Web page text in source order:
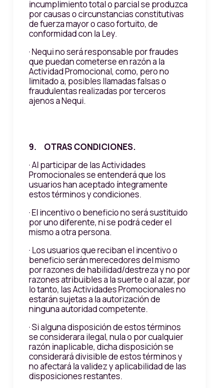
incumplimiento total o parcial se produzca
por causas o circunstancias constitutivas
de fuerza mayor o caso fortuito, de
conformidad con la Ley.
· Nequi no será responsable por fraudes
que puedan cometerse en razón a la
Actividad Promocional, como, pero no
limitado a, posibles llamadas falsas o
fraudulentas realizadas por terceros
ajenos a Nequi.
9. OTRAS CONDICIONES.
· Al participar de las Actividades
Promocionales se entenderá que los
usuarios han aceptado íntegramente
estos términos y condiciones.
· El incentivo o beneficio no será sustituido
por uno diferente, ni se podrá ceder el
mismo a otra persona.
· Los usuarios que reciban el incentivo o
beneficio serán merecedores del mismo
por razones de habilidad/destreza y no por
razones atribuibles a la suerte o al azar, por
lo tanto, las Actividades Promocionales no
estarán sujetas a la autorización de
ninguna autoridad competente.
· Si alguna disposición de estos términos
se considerara ilegal, nula o por cualquier
razón inaplicable, dicha disposición se
considerará divisible de estos términos y
no afectará la validez y aplicabilidad de las
disposiciones restantes.